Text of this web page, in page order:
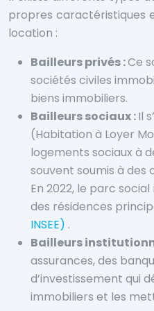
propres caractéristiques
location :
Bailleurs privés :Ce
sociétés civiles
biens immobiliers.
Bailleurs sociaux :Il
(Habitation à Loyer
logements sociaux à
souvent soumis à des
En 2022, le parc
des résidences
INSEE) .
Bailleurs
assurances, des
d’investissement qui
immobiliers et les